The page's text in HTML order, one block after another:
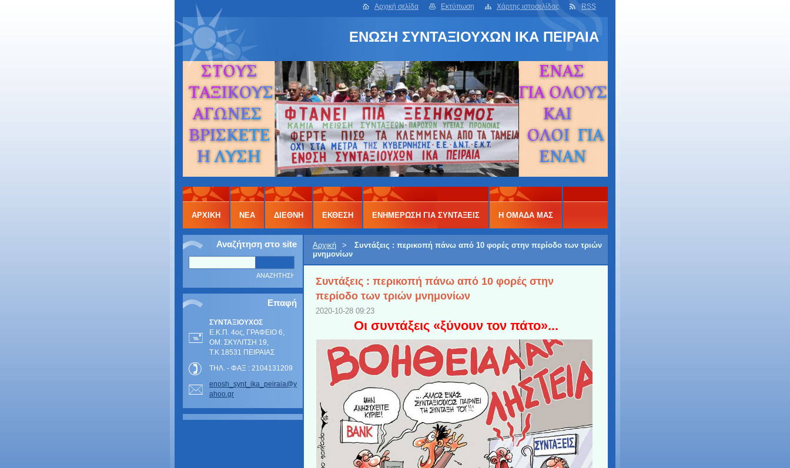
Αρχική σελίδα Εκτύπωση Χάρτης ιστοσελίδας RSS
ΕΝΩΣΗ ΣΥΝΤΑΞΙΟΥΧΩΝ ΙΚΑ ΠΕΙΡΑΙΑ
Αναζήτηση στο site
Επαφή
ΣΥΝΤΑΞΙΟΥΧΟΣ
Ε.Κ.Π. 4ος, ΓΡΑΦΕΙΟ 6,
ΟΜ. ΣΚΥΛΙΤΣΗ 19,
Τ.Κ 18531 ΠΕΙΡΑΙΑΣ
ΤΗΛ. - ΦΑΞ : 2104131209
enosh_synt_ika_peiraia@y
ahoo.gr
Αρχική >
Συντάξεις : περικοπή πάνω από 10 φορές στην περίοδο των τριών
μνημονίων
Συντάξεις : περικοπή πάνω από 10 φορές στην
περίοδο των τριών μνημονίων
2020-10-28 09:23
Οι συντάξεις «ξύνουν τον πάτο»...
ΑΡΧΙΚΉ ΝΕΑ ΔΙΕΘΝΗ ΕΚΘΕΣΗ ΕΝΗΜΕΡΩΣΗ ΓΙΑ ΣΥΝΤΑΞΕΙΣ Η ΟΜΑΔΑ ΜΑΣ